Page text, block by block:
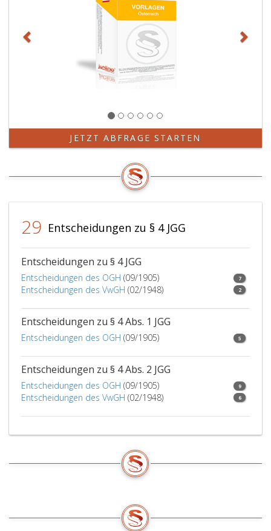
JETZT ABFRAGE STARTEN
29 Entscheidungen zu § 4 JGG
Entscheidungen zu § 4 JGG
Entscheidungen des OGH (09/1905) 7
Entscheidungen des VwGH (02/1948) 2
Entscheidungen zu § 4 Abs. 1 JGG
Entscheidungen des OGH (09/1905) 5
Entscheidungen zu § 4 Abs. 2 JGG
Entscheidungen des OGH (09/1905) 9
Entscheidungen des VwGH (02/1948) 6